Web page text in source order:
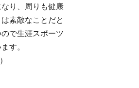
り、周りも健康
素敵なことだと
で生涯スポーツ
す。